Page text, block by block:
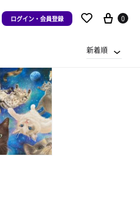
ログイン・会員登録 0
新着順